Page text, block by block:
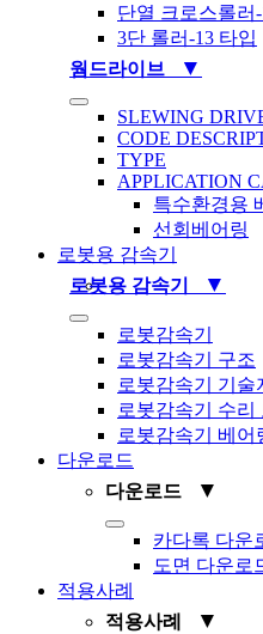
단열 크로스롤러
3단 롤러-13 타입
웜드라이브
▼
Toggle
Navigation
SLEWING
CODE
TYPE
APPLICATION
특수환경용
선회베어링
로봇용 감속기
로봇용 감속기
▼
Toggle
Navigation로봇감속기
로봇감속기 구조
로봇감속기 기술
로봇감속기 수리
로봇감속기 베어
다운로드
다운로드
▼
Toggle
Navigation카다록 다운
도면 다운로
적용사례
적용사례
▼